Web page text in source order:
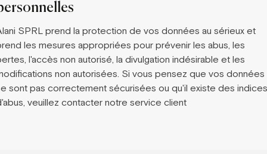
SPRL prend la protection de vos données au sérieux et
les mesures appropriées pour prévenir les abus, les
l'accès non autorisé, la divulgation indésirable et les
non autorisées. Si vous pensez que vos données
sont pas correctement sécurisées ou qu'il existe des indices
veuillez contacter notre service client